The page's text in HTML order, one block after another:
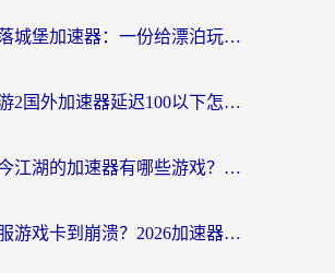
海外玩失落城堡加速器：一份给漂泊玩家的网络自救指南
新大话西游2国外加速器延迟100以下怎么办？海外党实测有效的低延迟指南
国外打古今江湖的加速器有哪些游戏？一个海外玩家的终极选择指南
海外玩国服游戏卡到崩溃？2026加速器免费推荐+实用指南（亲测有效）